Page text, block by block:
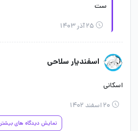
ست
۲۵ آذر ۱۴۰۳
اسفندیار سلاحی
اسکانی
۲۰ اسفند ۱۴۰۲
نمایش دیدگاه های بیشتر